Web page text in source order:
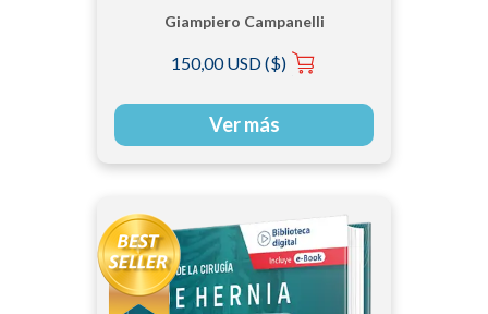
Giampiero Campanelli
150,00 USD ($)
Ver más